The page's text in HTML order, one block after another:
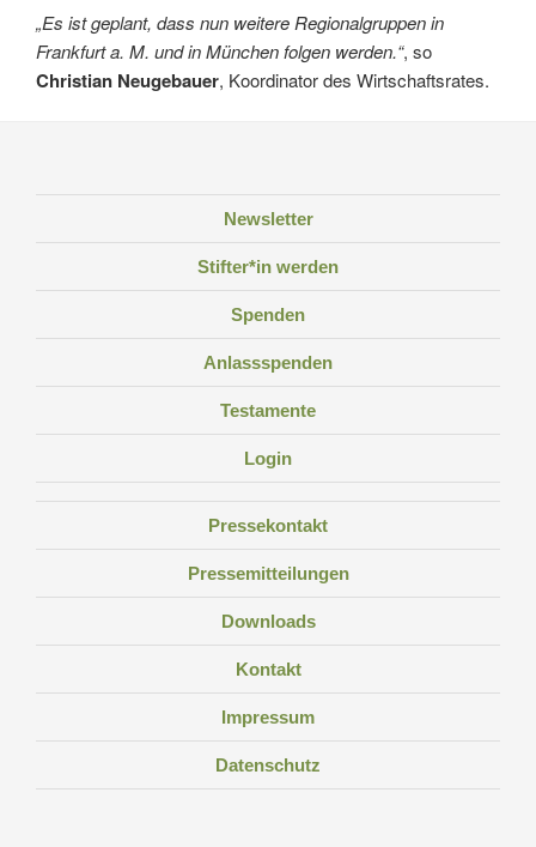
„Es ist geplant, dass nun weitere Regionalgruppen in
Frankfurt a. M. und in München folgen werden.“, so
Christian Neugebauer, Koordinator des Wirtschaftsrates.
Newsletter
Stifter*in werden
Spenden
Anlassspenden
Testamente
Login
Pressekontakt
Pressemitteilungen
Downloads
Kontakt
Impressum
Datenschutz